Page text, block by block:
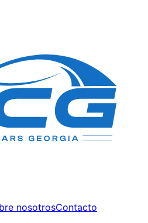
nosotrosContacto